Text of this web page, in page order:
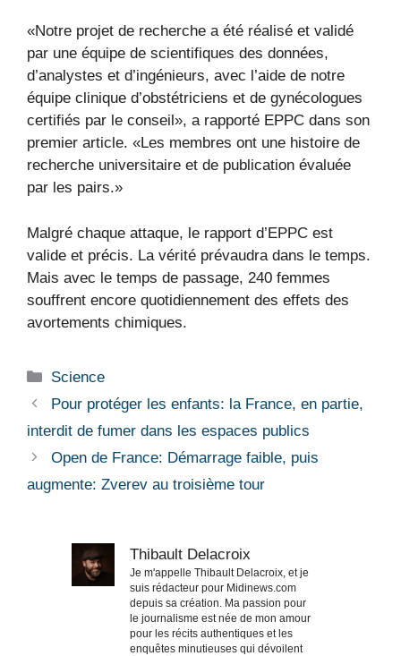
«Notre projet de recherche a été réalisé et validé
par une équipe de scientifiques des données,
d’analystes et d’ingénieurs, avec l’aide de notre
équipe clinique d’obstétriciens et de gynécologues
certifiés par le conseil», a rapporté EPPC dans son
premier article. «Les membres ont une histoire de
recherche universitaire et de publication évaluée
par les pairs.»
Malgré chaque attaque, le rapport d’EPPC est
valide et précis. La vérité prévaudra dans le temps.
Mais avec le temps de passage, 240 femmes
souffrent encore quotidiennement des effets des
avortements chimiques.
Catégories
Science
Pour protéger les enfants: la France, en partie,
interdit de fumer dans les espaces publics
Open de France: Démarrage faible, puis
augmente: Zverev au troisième tour
Thibault Delacroix
Je m'appelle Thibault Delacroix, et je
suis rédacteur pour Midinews.com
depuis sa création. Ma passion pour
le journalisme est née de mon amour
pour les récits authentiques et les
enquêtes minutieuses qui dévoilent